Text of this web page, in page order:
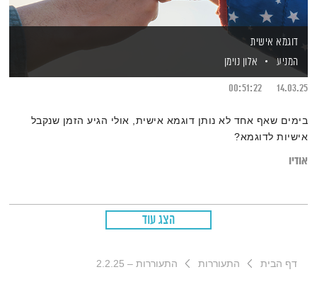
דוגמא אישית
המניע
אלון נוימן
14.03.25
00:51:22
בימים שאף אחד לא נותן דוגמא אישית, אולי הגיע הזמן שנקבל
אישיות לדוגמא?
אודיו
הצג עוד
דף הבית התעוררות התעוררות – 2.2.25